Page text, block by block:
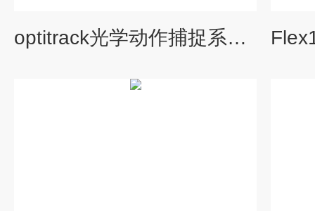
optitrack光学动作捕捉系统—Flex3